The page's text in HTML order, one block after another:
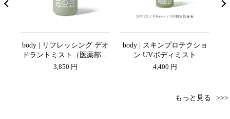
body | リフレッシング デオ
ドラントミスト（医薬部外
品）
3,850 円
body | スキンプロテクショ
ン UVボディミスト
4,400 円
もっと見る